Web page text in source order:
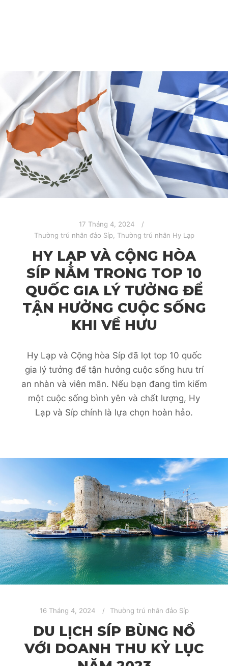
17 Tháng 4, 2024
Thường trú nhân đảo Síp, Thường trú nhân Hy Lạp
HY LẠP VÀ CỘNG HÒA
SÍP NẰM TRONG TOP 10
QUỐC GIA LÝ TƯỞNG ĐỂ
TẬN HƯỞNG CUỘC SỐNG
KHI VỀ HƯU
Hy Lạp và Cộng hòa Síp đã lọt top 10 quốc
gia lý tưởng để tận hưởng cuộc sống hưu trí
an nhàn và viên mãn. Nếu bạn đang tìm kiếm
một cuộc sống bình yên và chất lượng, Hy
Lạp và Síp chính là lựa chọn hoàn hảo.
16 Tháng 4, 2024 Thường trú nhân đảo Síp
DU LỊCH SÍP BÙNG NỔ
VỚI DOANH THU KỶ LỤC